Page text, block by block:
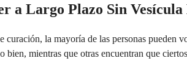
a Largo Plazo Sin
curación, la mayoría de las personas pueden
bien, mientras que otras encuentran que